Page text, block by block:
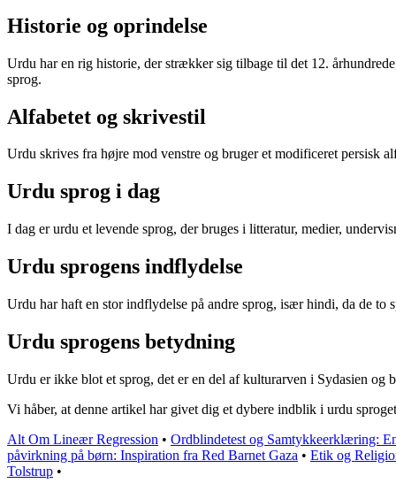
Historie og oprindelse
Urdu har en rig historie, der strækker sig tilbage til det 12.
sprog.
Alfabetet og skrivestil
Urdu skrives fra højre mod venstre og bruger et modificeret persisk
Urdu sprog i dag
I dag er urdu et levende sprog, der bruges i litteratur, medier,
Urdu sprogens indflydelse
Urdu har haft en stor indflydelse på andre sprog, især hindi, da de
Urdu sprogens betydning
Urdu er ikke blot et sprog, det er en del af kulturarven i Sydasien
Vi håber, at denne artikel har givet dig et dybere indblik i urdu
Alt Om Lineær Regression • Ordblindetest og Samtykkeerklæring:
påvirkning på børn: Inspiration fra Red Barnet Gaza • Etik og
Tolstrup •